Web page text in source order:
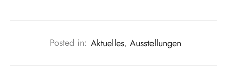
Posted in: Aktuelles, Ausstellungen